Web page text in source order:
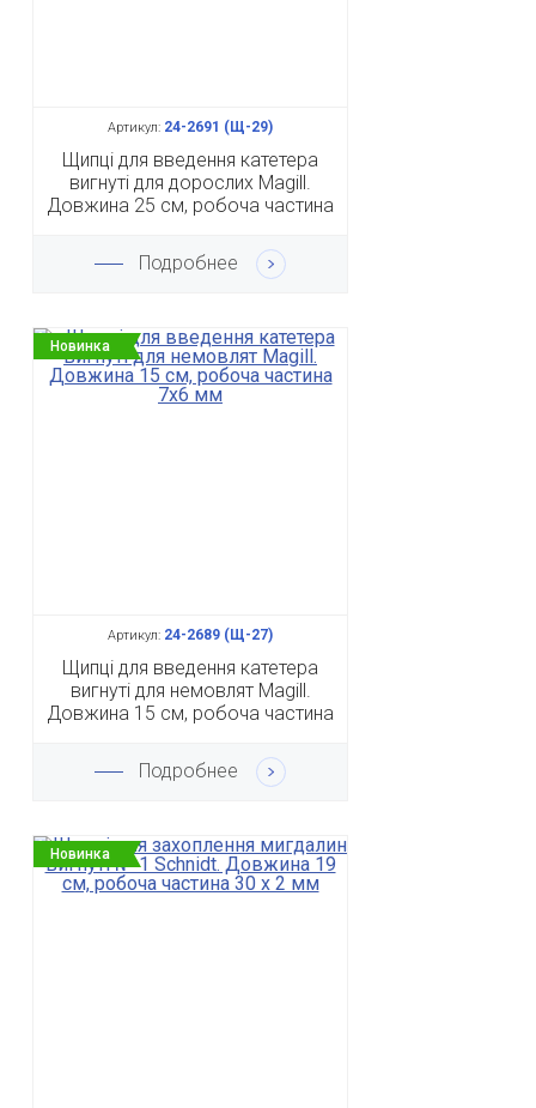
Артикул: 24-2691 (Щ-29)
Щипці для введення катетера
вигнуті для дорослих Magill.
Довжина 25 см, робоча частина
Подробнее
Новинка
Артикул: 24-2689 (Щ-27)
Щипці для введення катетера
вигнуті для немовлят Magill.
Довжина 15 см, робоча частина
Подробнее
Новинка